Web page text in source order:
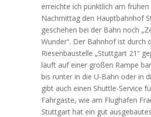
erreichte ich pünktlich am frühen
Nachmittag den Hauptbahnhof
geschehen bei der Bahn noch
Wunder“. Der Bahnhof ist durch
Riesenbaustelle „Stuttgart 21“
läuft auf einer großen Rampe
bis runter in die U-Bahn oder in
gibt auch einen Shuttle-Service
Fahrgäste, wie am Flughafen
Stuttgart hat ein gut